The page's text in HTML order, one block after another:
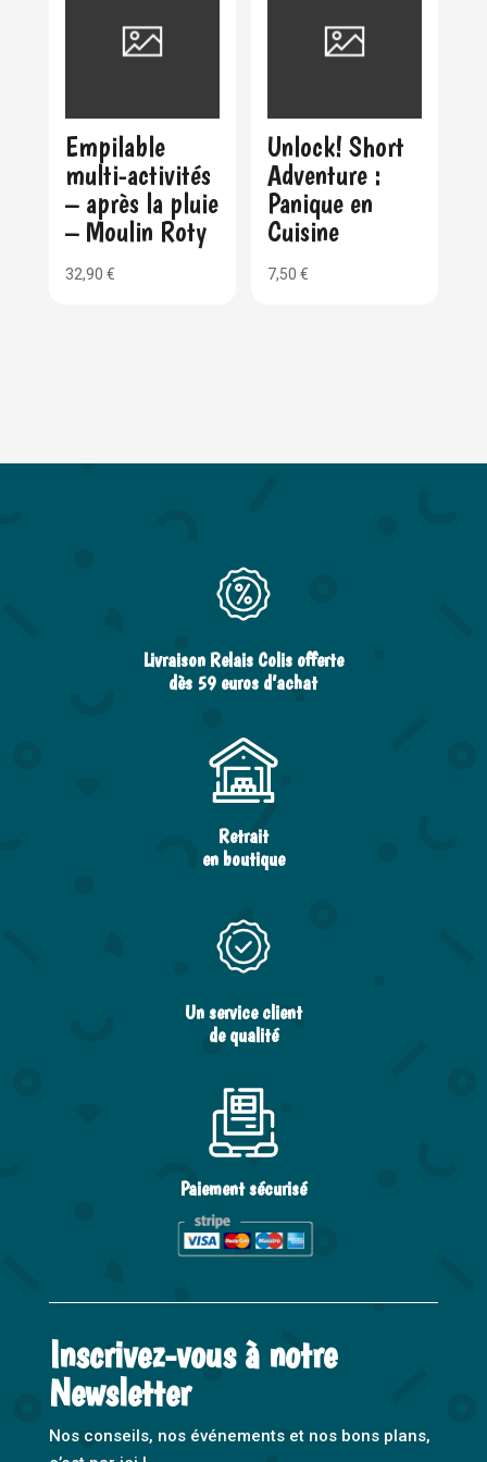
Empilable
multi-activités
– après la pluie
– Moulin Roty
32,90 €
Unlock! Short
Adventure :
Panique en
Cuisine
7,50€
Livraison Relais Colis offerte
dès 59 euros d’achat
Retrait
en boutique
Un service client
de qualité
Paiement sécurisé
Inscrivez-vous à notre
Newsletter
Nos conseils, nos événements et nos bons plans,